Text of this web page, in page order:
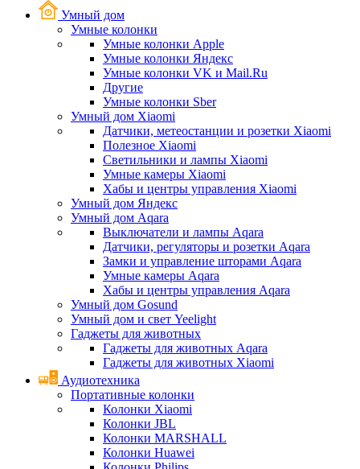
Умный дом
Умные колонки
Умные колонки Apple
Умные колонки Яндекс
Умные колонки VK и Mail.Ru
Другие
Умные колонки Sber
Умный дом Xiaomi
Датчики, метеостанции и розетки Xiaomi
Полезное Xiaomi
Светильники и лампы Xiaomi
Умные камеры Xiaomi
Хабы и центры управления Xiaomi
Умный дом Яндекс
Умный дом Aqara
Выключатели и лампы Aqara
Датчики, регуляторы и розетки Aqara
Замки и управление шторами Aqara
Умные камеры Aqara
Хабы и центры управления Aqara
Умный дом Gosund
Умный дом и свет Yeelight
Гаджеты для животных
Гаджеты для животных Aqara
Гаджеты для животных Xiaomi
Аудиотехника
Портативные колонки
Колонки Xiaomi
Колонки JBL
Колонки MARSHALL
Колонки Huawei